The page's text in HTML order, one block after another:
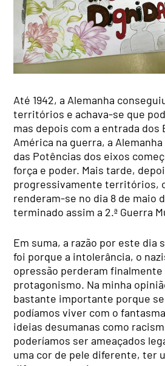
Até 1942, a Alemanha
territórios e achava-se que
mas depois com a entrada dos
América na guerra, a
das Potências dos eixos
força e poder. Mais tarde,
progressivamente territórios,
renderam-se no dia 8 de maio
terminado assim a 2.ª Guerra
Em suma, a razão por este dia
foi porque a intolerância, o
opressão perderam finalmente
protagonismo. Na minha
bastante importante porque
podíamos viver com o
ideias desumanas como
poderíamos ser ameaçados
uma cor de pele diferente, ter